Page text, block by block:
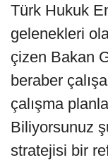
Türk Hukuk
gelenekleri
çizen Bakan
beraber
çalışma
Biliyorsunuz
stratejisi bir